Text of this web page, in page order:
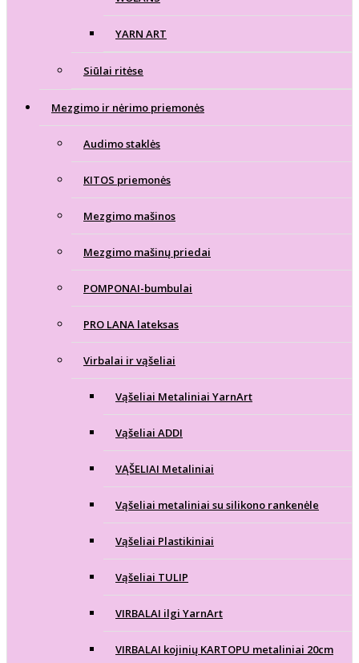
YARN ART
Siūlai ritėse
Mezgimo ir nėrimo priemonės
Audimo staklės
KITOS priemonės
Mezgimo mašinos
Mezgimo mašinų priedai
POMPONAI-bumbulai
PRO LANA lateksas
Virbalai ir vąšeliai
Vąšeliai Metaliniai YarnArt
Vąšeliai ADDI
VĄŠELIAI Metaliniai
Vąšeliai metaliniai su silikono rankenėle
Vąšeliai Plastikiniai
Vąšeliai TULIP
VIRBALAI ilgi YarnArt
VIRBALAI kojinių KARTOPU metaliniai 20cm